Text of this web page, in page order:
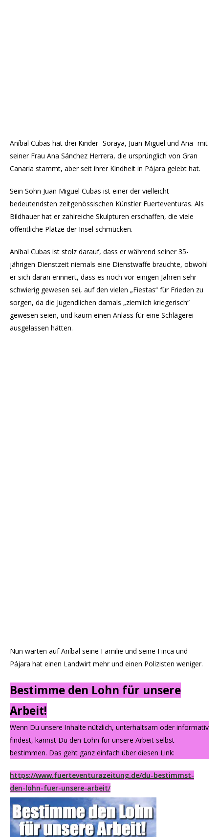
Aníbal Cubas hat drei Kinder -Soraya, Juan Miguel und Ana- mit
seiner Frau Ana Sánchez Herrera, die ursprünglich von Gran
Canaria stammt, aber seit ihrer Kindheit in Pájara gelebt hat.
Sein Sohn Juan Miguel Cubas ist einer der vielleicht
bedeutendsten zeitgenössischen Künstler Fuerteventuras. Als
Bildhauer hat er zahlreiche Skulpturen erschaffen, die viele
öffentliche Plätze der Insel schmücken.
Aníbal Cubas ist stolz darauf, dass er während seiner 35-
jährigen Dienstzeit niemals eine Dienstwaffe brauchte, obwohl
er sich daran erinnert, dass es noch vor einigen Jahren sehr
schwierig gewesen sei, auf den vielen „Fiestas“ für Frieden zu
sorgen, da die Jugendlichen damals „ziemlich kriegerisch“
gewesen seien, und kaum einen Anlass für eine Schlägerei
ausgelassen hätten.
Nun warten auf Aníbal seine Familie und seine Finca und
Pájara hat einen Landwirt mehr und einen Polizisten weniger.
Bestimme den Lohn für unsere
Arbeit!
Wenn Du unsere Inhalte nützlich, unterhaltsam oder informativ
findest, kannst Du den Lohn für unsere Arbeit selbst
bestimmen. Das geht ganz einfach über diesen Link:
https://www.fuerteventurazeitung.de/du-bestimmst-
den-lohn-fuer-unsere-arbeit/